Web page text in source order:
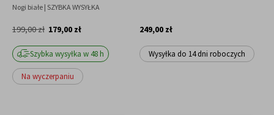
Nogi białe | SZYBKA WYSYŁKA
179,00 zł
199,00 zł
Szybka wysyłka w 48 h
Na wyczerpaniu
249,00 zł
Wysyłka do 14 dni roboczych